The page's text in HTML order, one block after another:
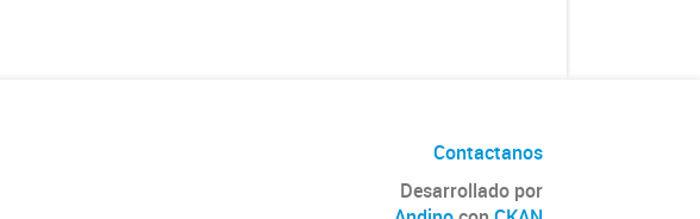
Contactanos
Desarrollado por